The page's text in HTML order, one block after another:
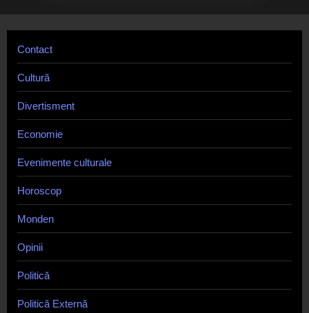
Contact
Cultură
Divertisment
Economie
Evenimente culturale
Horoscop
Monden
Opinii
Politică
Politică Externă